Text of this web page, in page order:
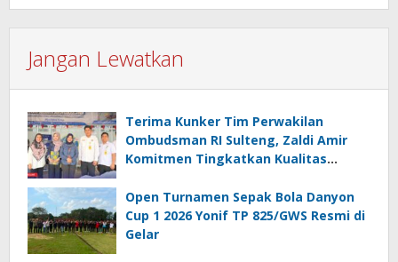
Jangan Lewatkan
Terima Kunker Tim Perwakilan
Ombudsman RI Sulteng, Zaldi Amir
Komitmen Tingkatkan Kualitas
Mal Administrasi
Open Turnamen Sepak Bola Danyon
Cup 1 2026 Yonif TP 825/GWS Resmi di
Gelar